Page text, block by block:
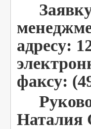
Заявку
адресу:
факсу:
Наталия